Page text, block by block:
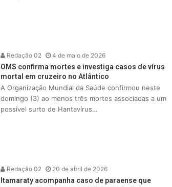
Redação 02 4 de maio de 2026
OMS confirma mortes e investiga casos de vírus
mortal em cruzeiro no Atlântico
A Organização Mundial da Saúde confirmou neste
domingo (3) ao menos três mortes associadas a um
possível surto de Hantavírus…
Redação 02 20 de abril de 2026
Itamaraty acompanha caso de paraense que